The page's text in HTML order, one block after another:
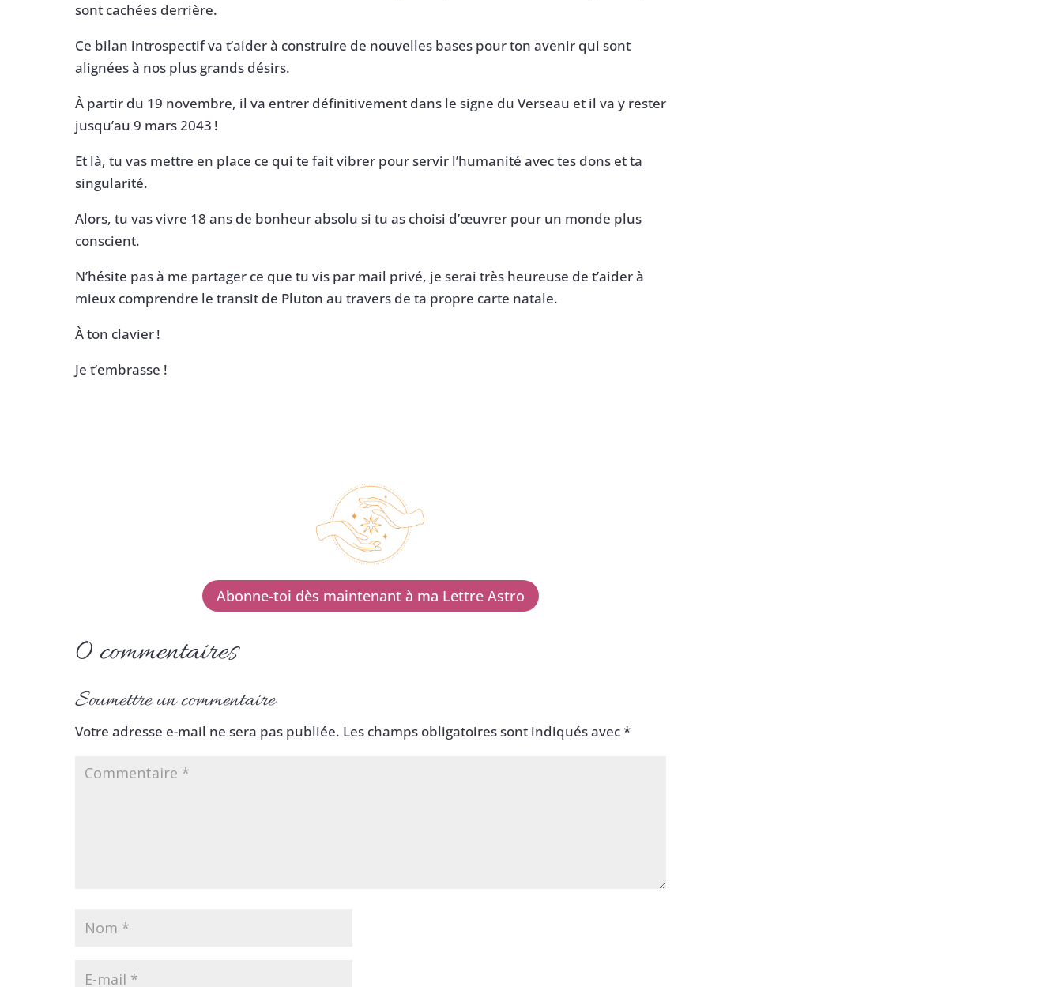
sont cachées derrière.
Ce bilan introspectif va t’aider à construire de nouvelles bases pour ton avenir qui sont
alignées à nos plus grands désirs.
À partir du 19 novembre, il va entrer définitivement dans le signe du Verseau et il va y rester
jusqu’au 9 mars 2043 !
Et là, tu vas mettre en place ce qui te fait vibrer pour servir l’humanité avec tes dons et ta
singularité.
Alors, tu vas vivre 18 ans de bonheur absolu si tu as choisi d’œuvrer pour un monde plus
conscient.
N’hésite pas à me partager ce que tu vis par mail privé, je serai très heureuse de t’aider à
mieux comprendre le transit de Pluton au travers de ta propre carte natale.
À ton clavier !
Je t’embrasse !
Abonne-toi dès maintenant à ma Lettre Astro
0 commentaires
Soumettre un commentaire
Votre adresse e-mail ne sera pas publiée. Les champs obligatoires sont indiqués avec*